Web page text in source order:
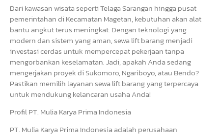
Dari kawasan wisata seperti Telaga Sarangan hingga pusat
pemerintahan di Kecamatan Magetan, kebutuhan akan alat
bantu angkut terus meningkat. Dengan teknologi yang
modern dan sistem yang aman, sewa lift barang menjadi
investasi cerdas untuk mempercepat pekerjaan tanpa
mengorbankan keselamatan. Jadi, apakah Anda sedang
mengerjakan proyek di Sukomoro, Ngariboyo, atau Bendo?
Pastikan memilih layanan sewa lift barang yang terpercaya
untuk mendukung kelancaran usaha Anda!
Profil PT. Mulia Karya Prima Indonesia
PT. Mulia Karya Prima Indonesia adalah perusahaan